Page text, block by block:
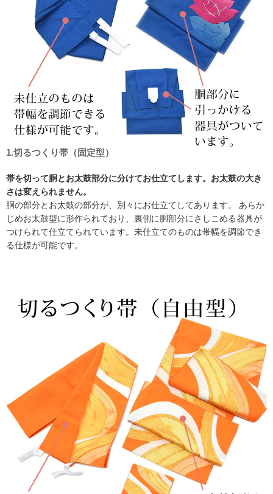
1.切るつくり帯（固定型）
帯を切って胴とお太鼓部分に分けてお仕立てします。お太鼓の大き
さは変えられません。
胴の部分とお太鼓の部分が、別々にお仕立てしてあります。 あらか
じめお太鼓型に形作られており、裏側に胴部分にさしこめる器具が
つけられて仕立てられています。未仕立てのものは帯幅を調節でき
る仕様が可能です。